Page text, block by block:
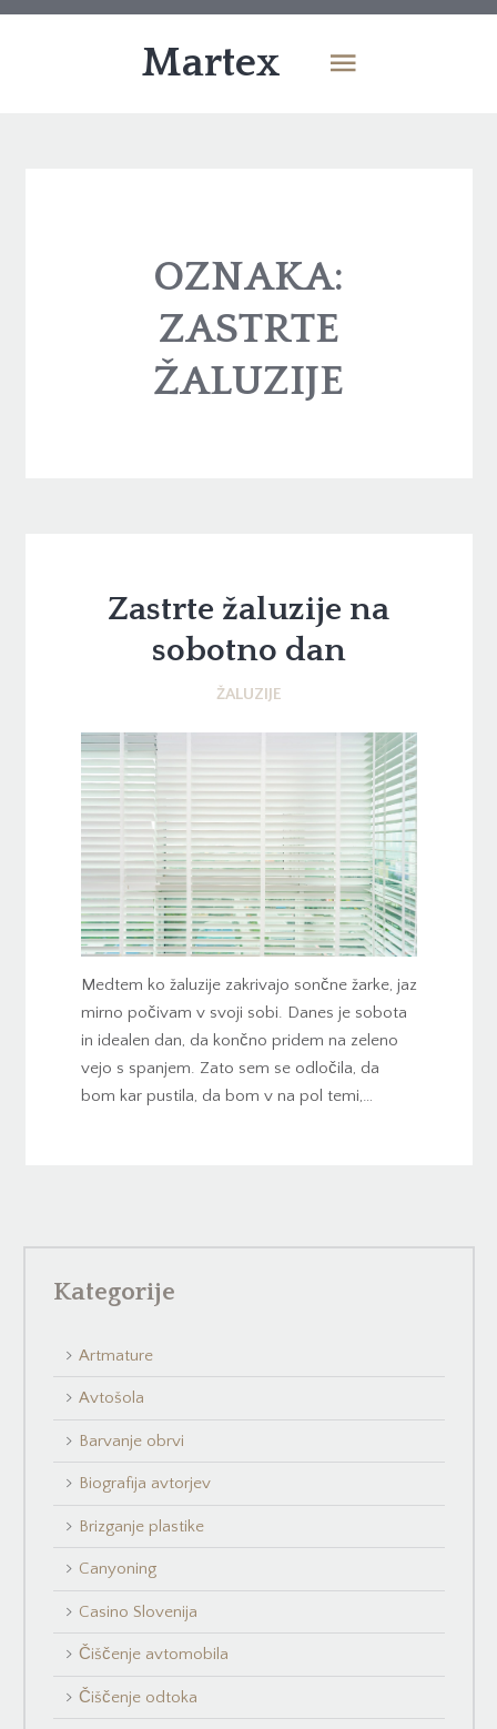
Martex
OZNAKA:
ZASTRTE
ŽALUZIJE
Zastrte žaluzije na
sobotno dan
ŽALUZIJE
Medtem ko žaluzije zakrivajo sončne žarke, jaz
mirno počivam v svoji sobi. Danes je sobota
in idealen dan, da končno pridem na zeleno
vejo s spanjem. Zato sem se odločila, da
bom kar pustila, da bom v na pol temi,…
Kategorije
Artmature
Avtošola
Barvanje obrvi
Biografija avtorjev
Brizganje plastike
Canyoning
Casino Slovenija
Čiščenje avtomobila
Čiščenje odtoka